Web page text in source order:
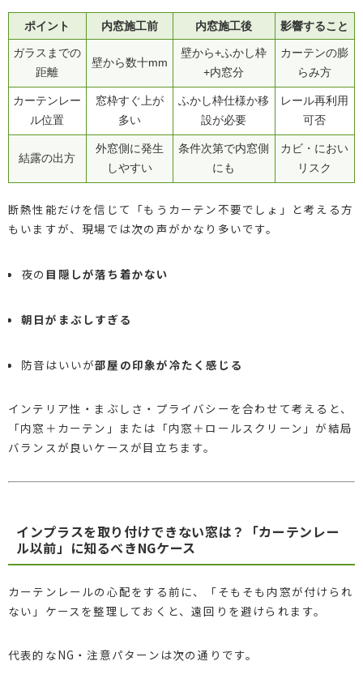
ポイント 内窓施工前 内窓施工後 影響すること
ガラスまでの
距離
壁から数十mm
壁から+ふかし枠
+内窓分
カーテンの膨
らみ方
カーテンレー
ル位置
窓枠すぐ上が
多い
ふかし枠仕様か移
設が必要
レール再利用
可否
結露の出方
外窓側に発生
しやすい
条件次第で内窓側
にも
カビ・におい
リスク
断熱性能だけを信じて「もうカーテン不要でしょ」と考える方
もいますが、現場では次の声がかなり多いです。
夜の 目隠しが落ち着かない
朝日がまぶしすぎる
防音はいいが部屋の印象が冷たく感じる
インテリア性・まぶしさ・プライバシーを合わせて考えると、
「内窓＋カーテン」または「内窓＋ロールスクリーン」が結局
バランスが良いケースが目立ちます。
インプラスを取り付けできない窓は？「カーテンレー
ル以前」に知るべきNGケース
カーテンレールの心配をする前に、「そもそも内窓が付けられ
ない」ケースを整理しておくと、遠回りを避けられます。
代表的なNG・注意パターンは次の通りです。